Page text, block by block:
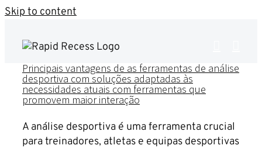
Skip to content
Principais vantagens de as ferramentas de análise
desportiva com soluções adaptadas às
necessidades atuais com ferramentas que
promovem maior interação
A análise desportiva é uma ferramenta crucial
para treinadores, atletas e equipas desportivas